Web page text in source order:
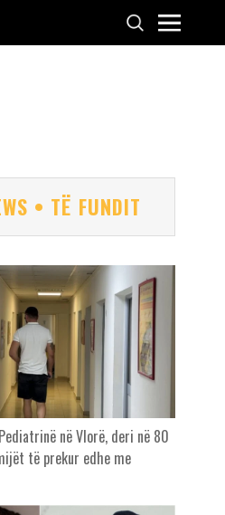
• TË FUNDIT
në Vlorë, deri në 80
të prekur edhe me